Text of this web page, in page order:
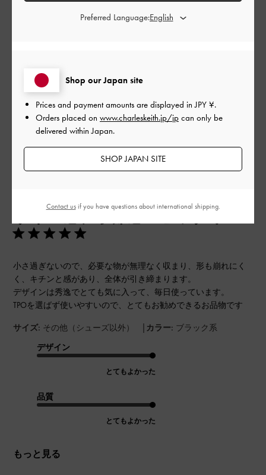
もっと見る
フィルター
サイズ感、季節感 ピッタリ♪
小さ過ぎないので、必要な物が無理なく収まり、形も崩れにく
く、キチンと感があり、全体が引き締まります。
デザインは秀逸でとても気に入って、毎日使っています。
TPOを選ばず使いやすいので、とてもお勧めできるお品物です
サイズ: その他（シューズ以外） | カラー: ブラック系
デザイン
とてもよかった
品質
とてもよかった
もっと見る
Shop our Japan site
Prices and payment amounts are displayed inJPY ¥.
Orders placed on www.charleskeith.jp/jp can only be
delivered within Japan.
SHOP JAPAN SITE
Preferred Language:
Contact usif you have questions about international shipping.